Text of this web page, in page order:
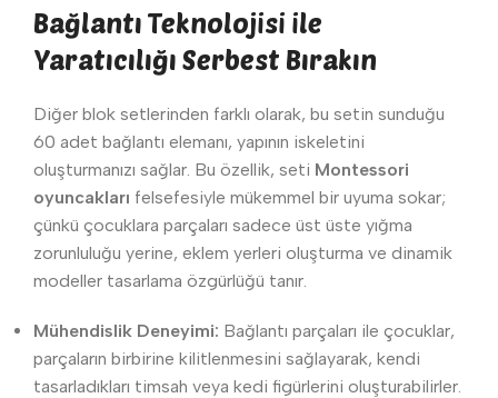
Bağlantı Teknolojisi ile
Yaratıcılığı Serbest Bırakın
Diğer blok setlerinden farklı olarak, bu setin sunduğu
60 adet bağlantı elemanı, yapının iskeletini
oluşturmanızı sağlar. Bu özellik, seti Montessori
oyuncakları felsefesiyle mükemmel bir uyuma sokar;
çünkü çocuklara parçaları sadece üst üste yığma
zorunluluğu yerine, eklem yerleri oluşturma ve dinamik
modeller tasarlama özgürlüğü tanır.
Mühendislik Deneyimi: Bağlantı parçaları ile çocuklar,
parçaların birbirine kilitlenmesini sağlayarak, kendi
tasarladıkları timsah veya kedi figürlerini oluşturabilirler.